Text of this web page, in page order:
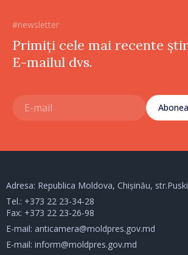
#newsletter
Primiți cele mai recente
E-mailul dvs.
Adresa: Republica Moldova, Chișinău,
Tel.: +373 22 23-34-28
Fax: +373 22 23-26-98
E-mail: anticamera@moldpres.gov.md
E-mail: inform@moldpres.gov.md